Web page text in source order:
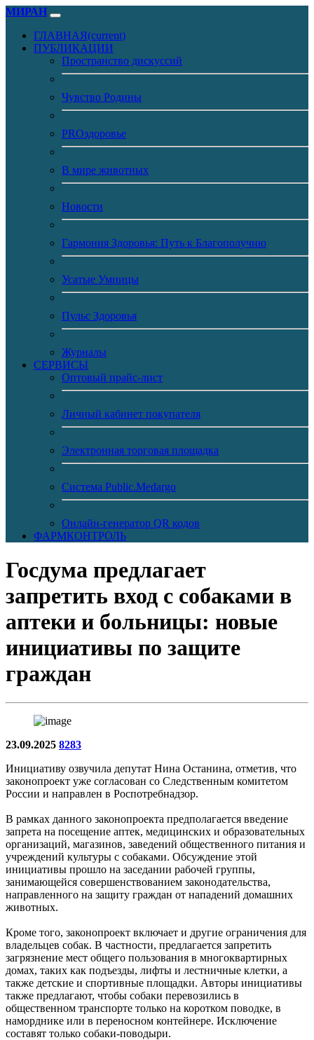
МИРАН
ГЛАВНАЯ(current)
ПУБЛИКАЦИИ
Пространство дискуссий
Чувство Родины
PROздоровье
В мире животных
Новости
Гармония Здоровья: Путь к Благополучию
Усатые Умницы
Пульс Здоровья
Журналы
CЕРВИСЫ
Оптовый прайс-лист
Личный кабинет покупателя
Электронная торговая площадка
Система Public.Medargo
Онлайн-генератор QR кодов
ФАРМКОНТРОЛЬ
Госдума предлагает
запретить вход с собаками в
аптеки и больницы: новые
инициативы по защите
граждан
23.09.2025 8283
Инициативу озвучила депутат Нина Останина, отметив, что
законопроект уже согласован со Следственным комитетом
России и направлен в Роспотребнадзор.
В рамках данного законопроекта предполагается введение
запрета на посещение аптек, медицинских и образовательных
организаций, магазинов, заведений общественного питания и
учреждений культуры с собаками. Обсуждение этой
инициативы прошло на заседании рабочей группы,
занимающейся совершенствованием законодательства,
направленного на защиту граждан от нападений домашних
животных.
Кроме того, законопроект включает и другие ограничения для
владельцев собак. В частности, предлагается запретить
загрязнение мест общего пользования в многоквартирных
домах, таких как подъезды, лифты и лестничные клетки, а
также детские и спортивные площадки. Авторы инициативы
также предлагают, чтобы собаки перевозились в
общественном транспорте только на коротком поводке, в
наморднике или в переносном контейнере. Исключение
составят только собаки-поводыри.